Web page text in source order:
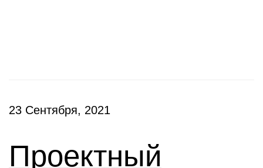
23 Сентября, 2021
Проектный